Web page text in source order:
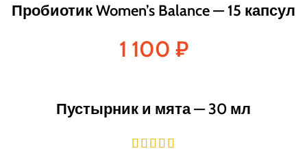
Пробиотик Women’s Balance — 15 капсул
1 100 ₽
Пустырник и мята — 30 мл